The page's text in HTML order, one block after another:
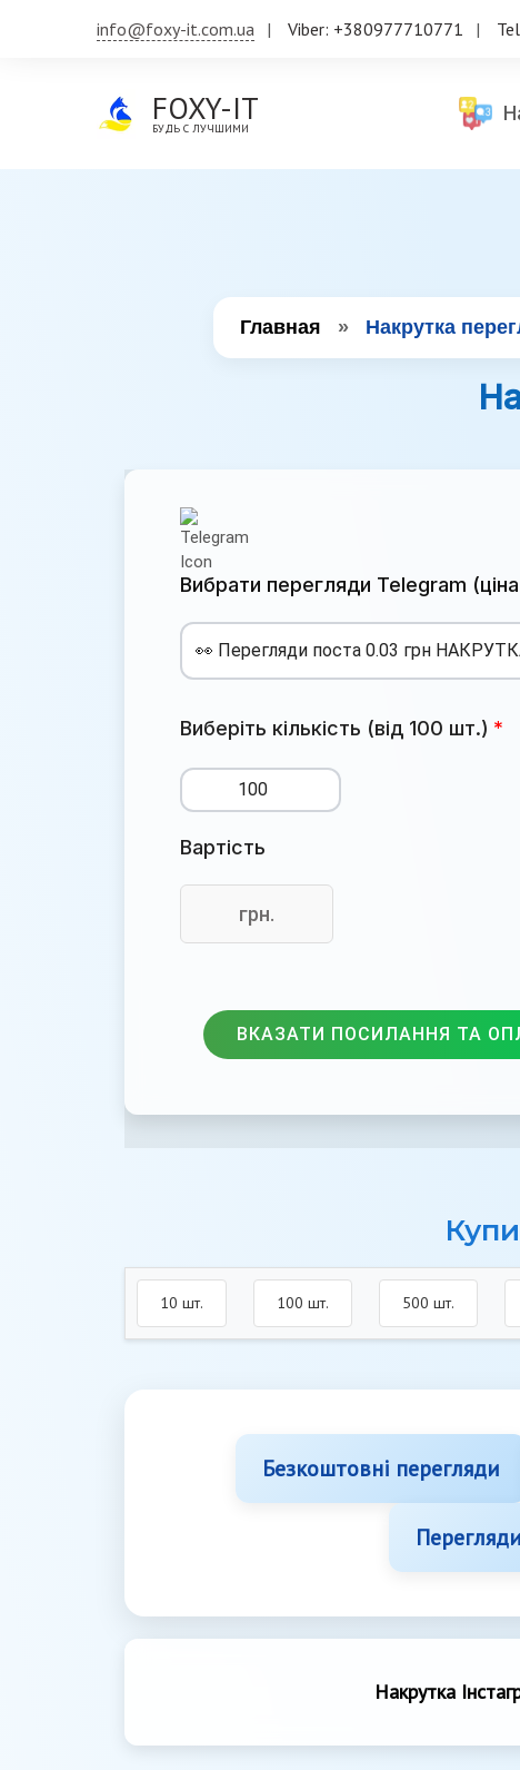
info@foxy-it.com.ua Viber: +380977710771
FOXY-IT
БУДЬ С ЛУЧШИМИ
Главная » Накрутка
Вибрати перегляди Telegram
Виберіть кількість (від 100 шт.)
Вартість
грн.
ВКАЗАТИ ПОСИЛАННЯ ТА
10 шт. 100 шт. 500 шт.
Безкоштовні перегляди
Накрутка